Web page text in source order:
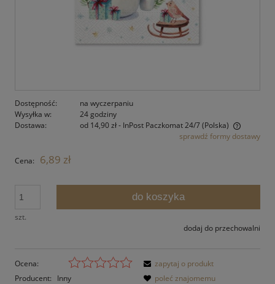
Dostępność:
na wyczerpaniu
Wysyłka w:
24 godziny
Dostawa:
od 14,90 zł- InPost Paczkomat 24/7(Polska)
Cena nie zawiera ewentualnych kosztów płatnościsprawdź formy dostawy
Cena: 6,89 zł
szt.
do koszyka
dodaj do przechowalni
Ocena:
Producent:
Inny
zapytaj o produkt
poleć znajomemu